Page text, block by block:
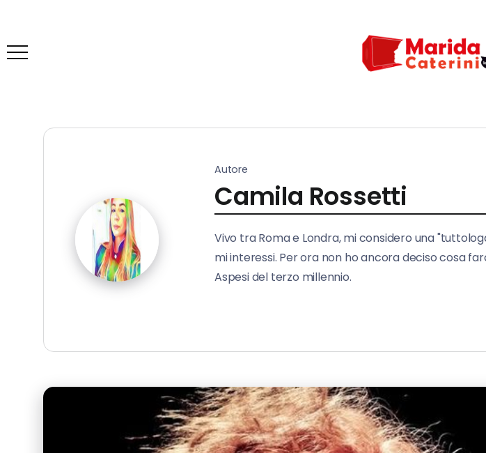
Autore
Camila Rossetti
Vivo tra Roma e Londra, mi considero una
mi interessi. Per ora non ho ancora deciso cosa
Aspesi del terzo millennio.